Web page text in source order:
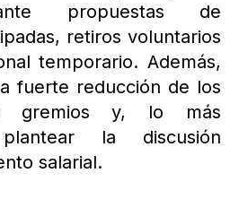
propuestas de
retiros voluntarios
temporario. Además,
fuerte reducción de los
gremios y, lo más
la discusión
salarial.